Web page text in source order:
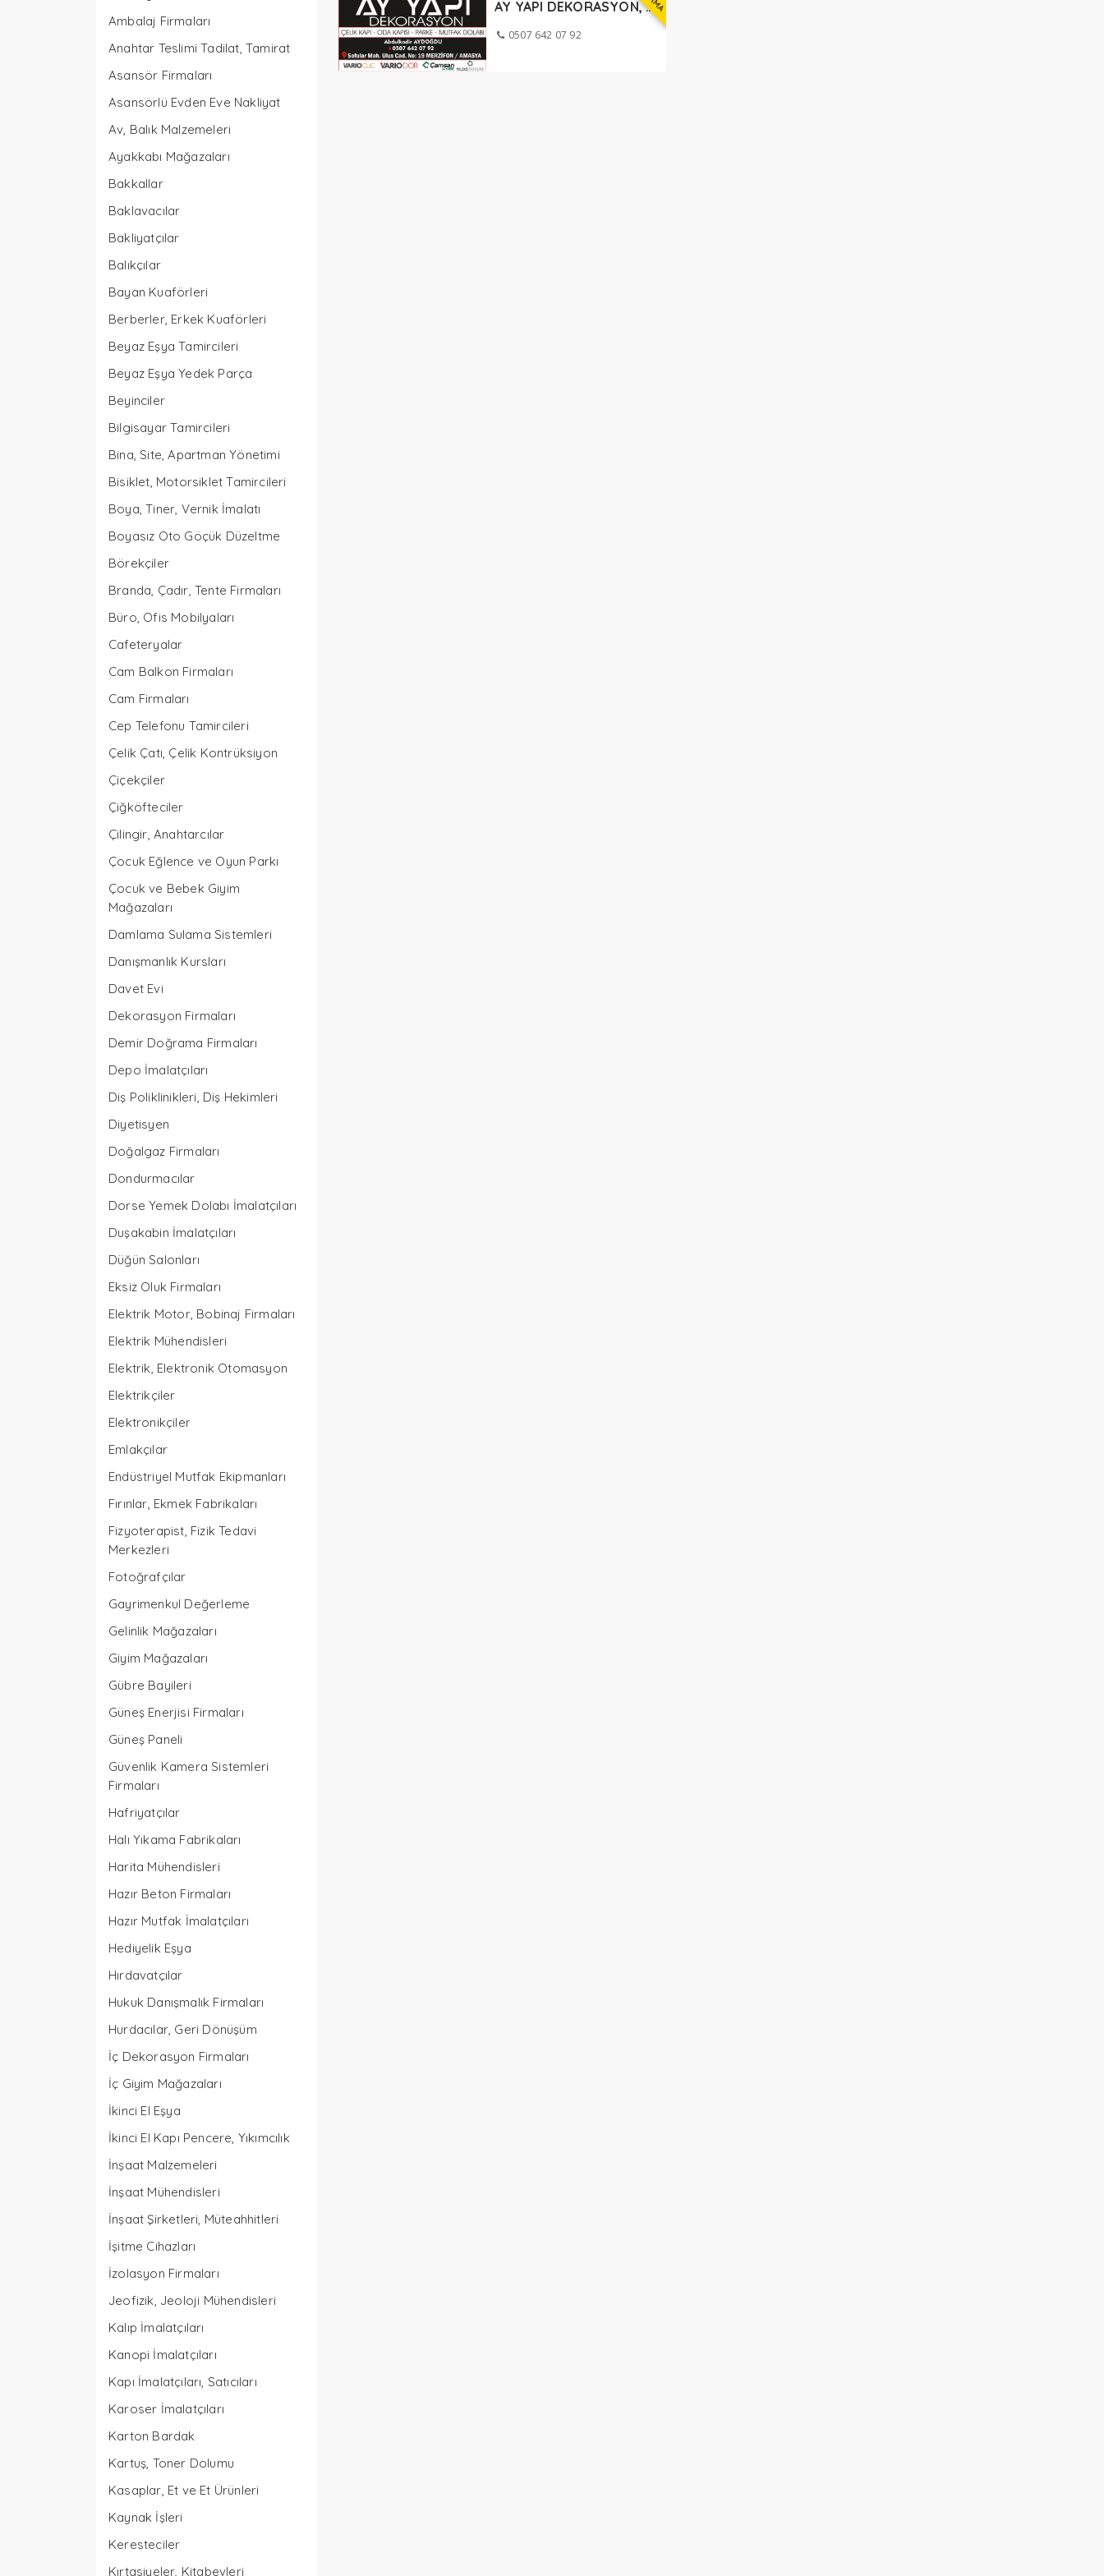
Ambalaj Firmaları
Anahtar Teslimi Tadilat, Tamirat
Asansör Firmaları
Asansörlü Evden Eve Nakliyat
Av, Balık Malzemeleri
Ayakkabı Mağazaları
Bakkallar
Baklavacılar
Bakliyatçılar
Balıkçılar
Bayan Kuaförleri
Berberler, Erkek Kuaförleri
Beyaz Eşya Tamircileri
Beyaz Eşya Yedek Parça
Beyinciler
Bilgisayar Tamircileri
Bina, Site, Apartman Yönetimi
Bisiklet, Motorsiklet Tamircileri
Boya, Tiner, Vernik İmalatı
Boyasız Oto Göçük Düzeltme
Börekçiler
Branda, Çadır, Tente Firmaları
Büro, Ofis Mobilyaları
Cafeteryalar
Cam Balkon Firmaları
Cam Firmaları
Cep Telefonu Tamircileri
Çelik Çatı, Çelik Kontrüksiyon
Çiçekçiler
Çiğköfteciler
Çilingir, Anahtarcılar
Çocuk Eğlence ve Oyun Parkı
Çocuk ve Bebek Giyim
Mağazaları
Damlama Sulama Sistemleri
Danışmanlık Kursları
Davet Evi
Dekorasyon Firmaları
Demir Doğrama Firmaları
Depo İmalatçıları
Diş Poliklinikleri, Diş Hekimleri
Diyetisyen
Doğalgaz Firmaları
Dondurmacılar
Dorse Yemek Dolabı İmalatçıları
Duşakabin İmalatçıları
Düğün Salonları
Eksiz Oluk Firmaları
Elektrik Motor, Bobinaj Firmaları
Elektrik Mühendisleri
Elektrik, Elektronik Otomasyon
Elektrikçiler
Elektronikçiler
Emlakçılar
Endüstriyel Mutfak Ekipmanları
Fırınlar, Ekmek Fabrikaları
Fizyoterapist, Fizik Tedavi
Merkezleri
Fotoğrafçılar
Gayrimenkul Değerleme
Gelinlik Mağazaları
Giyim Mağazaları
Gübre Bayileri
Güneş Enerjisi Firmaları
Güneş Paneli
Güvenlik Kamera Sistemleri
Firmaları
Hafriyatçılar
Halı Yıkama Fabrikaları
Harita Mühendisleri
Hazır Beton Firmaları
Hazır Mutfak İmalatçıları
Hediyelik Eşya
Hırdavatçılar
Hukuk Danışmalık Firmaları
Hurdacılar, Geri Dönüşüm
İç Dekorasyon Firmaları
İç Giyim Mağazaları
İkinci El Eşya
İkinci El Kapı Pencere, Yıkımcılık
İnşaat Malzemeleri
İnşaat Mühendisleri
İnşaat Şirketleri, Müteahhitleri
İşitme Cihazları
İzolasyon Firmaları
Jeofizik, Jeoloji Mühendisleri
Kalıp İmalatçıları
Kanopi İmalatçıları
Kapı İmalatçıları, Satıcıları
Karoser İmalatçıları
Karton Bardak
Kartuş, Toner Dolumu
Kasaplar, Et ve Et Ürünleri
Kaynak İşleri
Keresteciler
Kırtasiyeler, Kitabevleri
AY YAPI DEKORASYON, ÇELİK KAPI MERZİFON
0507 642 07 92